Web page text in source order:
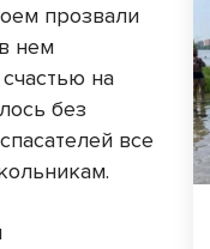
прозвали
нем
на
без
все